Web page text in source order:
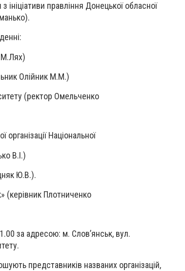
правління Донецької обласної
Олійник М.М.)
(ректор Омельченко
організації Національної
В.І.)
Ю.В.).
(керівник Плотниченко
за адресою: м. Слов’янськ, вул.
представників названих організацій,